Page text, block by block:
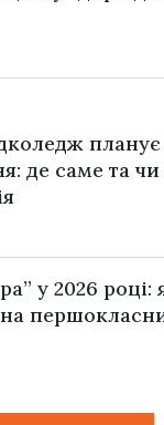
планує
де саме та чи
у 2026 році: